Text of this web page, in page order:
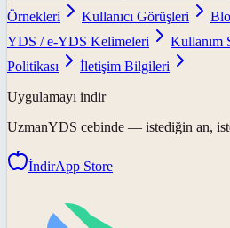
Örnekleri
Kullanıcı Görüşleri
YDS / e-YDS Kelimeleri
Kullanım
Politikası
İletişim Bilgileri
Uygulamayı indir
UzmanYDS cebinde — istediğin an,
İndirApp Store